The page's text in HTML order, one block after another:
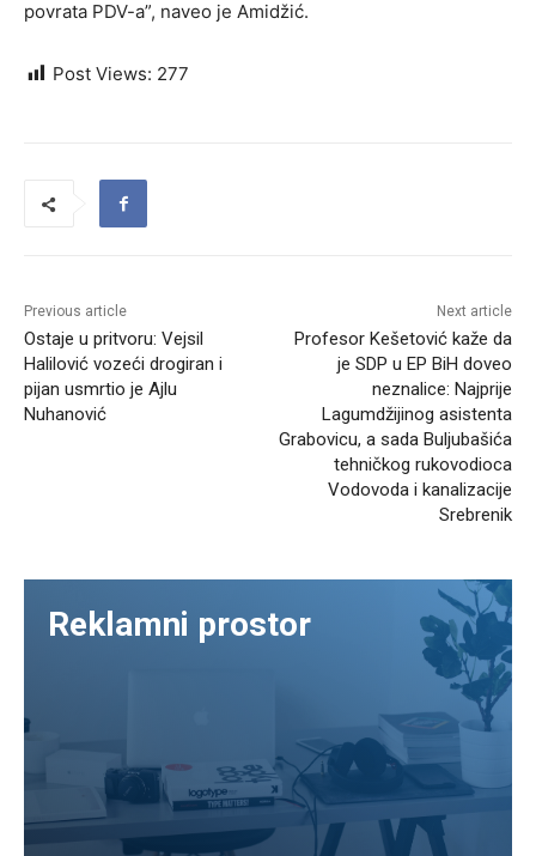
povrata PDV-a”, naveo je Amidžić.
Post Views: 277
Previous article
Ostaje u pritvoru: Vejsil
Halilović vozeći drogiran i
pijan usmrtio je Ajlu
Nuhanović
Next article
Profesor Kešetović kaže da
je SDP u EP BiH doveo
neznalice: Najprije
Lagumdžijinog asistenta
Grabovicu, a sada Buljubašića
tehničkog rukovodioca
Vodovoda i kanalizacije
Srebrenik
Reklamni prostor